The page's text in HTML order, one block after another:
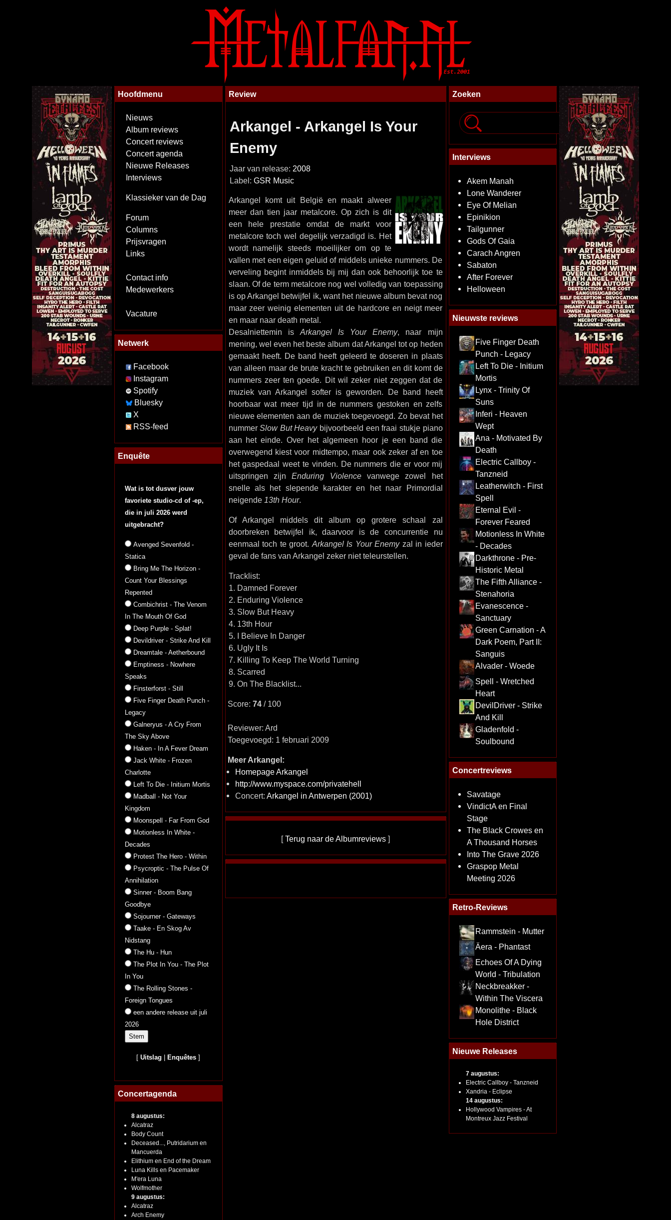
Hoofdmenu
Nieuws
Album reviews
Concert reviews
Concert agenda
Nieuwe Releases
Interviews
Klassieker van de Dag
Forum
Columns
Prijsvragen
Links
Contact info
Medewerkers
Vacature
Netwerk
Facebook
Instagram
Spotify
Bluesky
X
RSS-feed
Enquête
Wat is tot dusver jouw
favoriete studio-cd of -ep,
die in juli 2026 werd
uitgebracht?
Avenged Sevenfold -
Statica
Bring Me The Horizon -
Count Your Blessings
Repented
Combichrist - The Venom
In The Mouth Of God
Deep Purple - Splat!
Devildriver - Strike And Kill
Dreamtale - Aetherbound
Emptiness - Nowhere
Speaks
Finsterforst - Still
Five Finger Death Punch -
Legacy
Galneryus - A Cry From
The Sky Above
Haken - In A Fever Dream
Jack White - Frozen
Charlotte
Left To Die - Initium Mortis
Madball - Not Your
Kingdom
Moonspell - Far From God
Motionless In White -
Decades
Protest The Hero - Within
Psycroptic - The Pulse Of
Annihilation
Sinner - Boom Bang
Goodbye
Sojourner - Gateways
Taake - En Skog Av
Nidstang
The Hu - Hun
The Plot In You - The Plot
In You
The Rolling Stones -
Foreign Tongues
een andere release uit juli
2026
[Uitslag Enquêtes ]
Concertagenda
8 augustus:
Alcatraz
Body Count
Deceased..., Putridarium en
Mancuerda
Elithium en End of the Dream
Luna Kills en Pacemaker
M'era Luna
Wolfmother
9 augustus:
Alcatraz
Arch Enemy
Review
Arkangel - Arkangel Is Your
Enemy
Jaar van release: 2008
Label: GSR Music
Arkangel komt uit België en maakt alweer
meer dan tien jaar metalcore. Op zich is dit
een hele prestatie omdat de markt voor
metalcore toch wel degelijk verzadigd is. Het
wordt namelijk steeds moeilijker om op te
vallen met een eigen geluid of middels unieke nummers. De
verveling begint inmiddels bij mij dan ook behoorlijk toe te
slaan. Of de term metalcore nog wel volledig van toepassing
is op Arkangel betwijfel ik, want het nieuwe album bevat nog
maar zeer weinig elementen uit de hardcore en neigt meer
en maar naar death metal.
Desalniettemin is Arkangel Is Your Enemy, naar mijn
mening, wel even het beste album dat Arkangel tot op heden
gemaakt heeft. De band heeft geleerd te doseren in plaats
van alleen maar de brute kracht te gebruiken en dit komt de
nummers zeer ten goede. Dit wil zeker niet zeggen dat de
muziek van Arkangel softer is geworden. De band heeft
hoorbaar wat meer tijd in de nummers gestoken en zelfs
nieuwe elementen aan de muziek toegevoegd. Zo bevat het
nummerSlow But Heavybijvoorbeeld een fraai stukje piano
aan het einde. Over het algemeen hoor je een band die
overwegend kiest voor midtempo, maar ook zeker af en toe
het gaspedaal weet te vinden. De nummers die er voor mij
uitspringen zijnEnduring Violencevanwege zowel het
snelle als het slepende karakter en het naar Primordial
neigende 13th Hour.
Of Arkangel middels dit album op grotere schaal zal
doorbreken betwijfel ik, daarvoor is de concurrentie nu
eenmaal toch te groot. Arkangel Is Your Enemyzal in ieder
geval de fans van Arkangel zeker niet teleurstellen.
Tracklist:
1. Damned Forever
2. Enduring Violence
3. Slow But Heavy
4. 13th Hour
5. I Believe In Danger
6. Ugly It Is
7. Killing To Keep The World Turning
8. Scarred
9. On The Blacklist...
Score: 74/ 100
Reviewer: Ard
Toegevoegd: 1 februari 2009
Meer Arkangel:
Homepage Arkangel
http://www.myspace.com/privatehell
Concert: Arkangel in Antwerpen (2001)
[Terug naar de Albumreviews ]
Zoeken
Interviews
Akem Manah
Lone Wanderer
Eye Of Melian
Epinikion
Tailgunner
Gods Of Gaia
Carach Angren
Sabaton
After Forever
Helloween
Nieuwste reviews
Five Finger Death
Punch - Legacy
Left To Die - Initium
Mortis
Lynx - Trinity Of
Suns
Inferi - Heaven
Wept
Ana - Motivated By
Death
Electric Callboy -
Tanzneid
Leatherwitch - First
Spell
Eternal Evil -
Forever Feared
Motionless In White
- Decades
Darkthrone - Pre-
Historic Metal
The Fifth Alliance -
Stenahoria
Evanescence -
Sanctuary
Green Carnation - A
Dark Poem, Part II:
Sanguis
Alvader - Woede
Spell - Wretched
Heart
DevilDriver - Strike
And Kill
Gladenfold -
Soulbound
Concertreviews
Savatage
VindictA en Final
Stage
The Black Crowes en
A Thousand Horses
Into The Grave 2026
Graspop Metal
Meeting 2026
Retro-Reviews
Rammstein - Mutter
Äera - Phantast
Echoes Of A Dying
World - Tribulation
Neckbreakker -
Within The Viscera
Monolithe - Black
Hole District
Nieuwe Releases
7 augustus:
Electric Callboy - Tanzneid
Xandria - Eclipse
14 augustus:
Hollywood Vampires - At
Montreux Jazz Festival